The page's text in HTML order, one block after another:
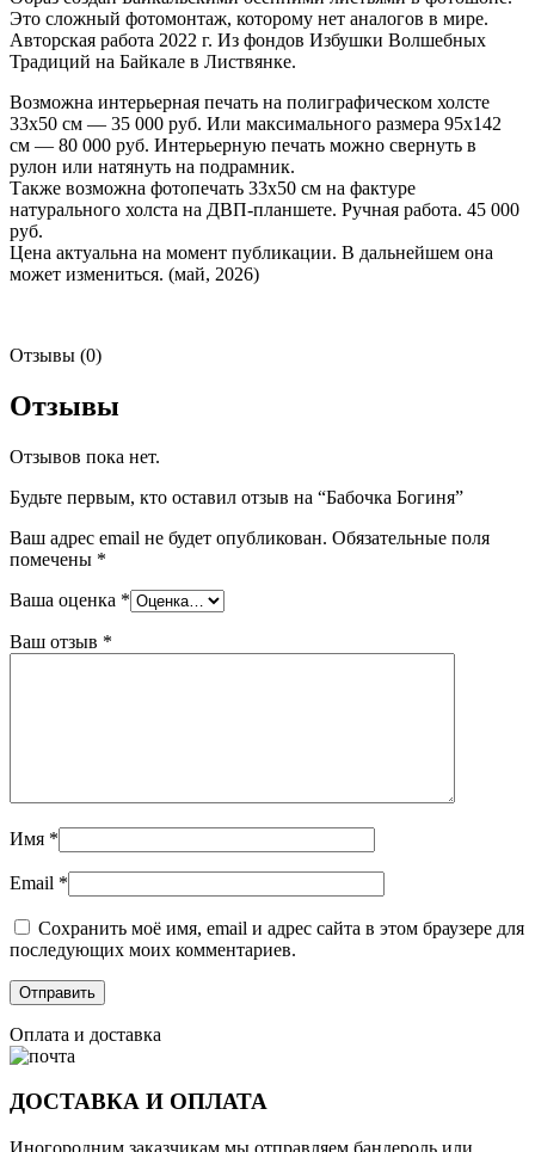
Это сложный фотомонтаж, которому нет аналогов в мире.
Авторская работа 2022 г. Из фондов Избушки Волшебных
Традиций на Байкале в Листвянке.
Возможна интерьерная печать на полиграфическом холсте
33х50 см — 35 000 руб. Или максимального размера 95х142
см — 80 000 руб. Интерьерную печать можно свернуть в
рулон или натянуть на подрамник.
Также возможна фотопечать 33х50 см на фактуре
натурального холста на ДВП-планшете. Ручная работа. 45 000
руб.
Цена актуальна на момент публикации. В дальнейшем она
может измениться. (май, 2026)
Отзывы (0)
Отзывы
Отзывов пока нет.
Будьте первым, кто оставил отзыв на “Бабочка Богиня”
Ваш адрес email не будет опубликован. Обязательные поля
помечены *
Ваша оценка *
Ваш отзыв *
Имя *
Email *
Сохранить моё имя, email и адрес сайта в этом браузере для
последующих моих комментариев.
Оплата и доставка
ДОСТАВКА И ОПЛАТА